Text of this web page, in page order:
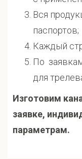
Вся
паспортов;
Каждый
По
для
Изготовим
заявке,
параметрам.